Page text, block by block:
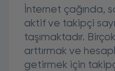
İnternet çağında,
aktif ve takipçi
taşımaktadır.
arttırmak ve
getirmek için